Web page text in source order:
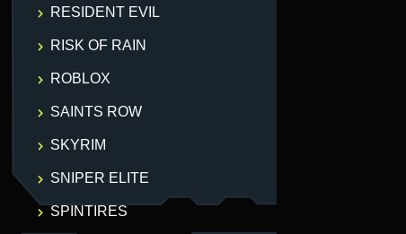
RESIDENT EVIL
RISK OF RAIN
ROBLOX
SAINTS ROW
SKYRIM
SNIPER ELITE
SPINTIRES